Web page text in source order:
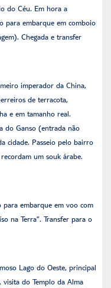
do Céu. Em hora a
para embarque em comboio
Chegada e transfer
imperador da China,
de terracota,
e em tamanho real.
do Ganso (entrada não
cidade. Passeio pelo bairro
um souk árabe.
embarque em voo com
na Terra”. Transfer para o
Lago do Oeste, principal
do Templo da Alma